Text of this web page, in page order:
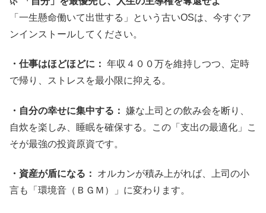
「一生懸命働いて出世する」という古いOSは、今すぐア
ンインストールしてください。
・仕事はほどほどに： 年収４００万を維持しつつ、定時
で帰り、ストレスを最小限に抑える。
・自分の幸せに集中する： 嫌な上司との飲み会を断り、
自炊を楽しみ、睡眠を確保する。この「支出の最適化」こ
そが最強の投資原資です。
・資産が盾になる：
オルカンが積み上がれば、上司の小
言も「環境音（ＢＧＭ）」に変わります。